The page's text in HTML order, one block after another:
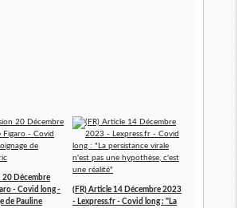
20 Décembre
- Covid long -
de Pauline
(FR) Article 14 Décembre 2023
- Lexpress.fr - Covid long : "La